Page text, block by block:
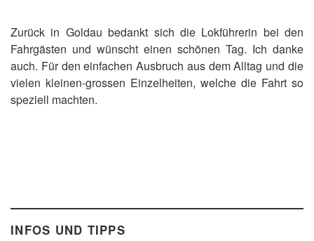
Zurück in Goldau bedankt sich die Lokführerin bei den
Fahrgästen und wünscht einen schönen Tag. Ich danke
auch. Für den einfachen Ausbruch aus dem Alltag und die
vielen kleinen-grossen Einzelheiten, welche die Fahrt so
speziell machten.
INFOS UND TIPPS